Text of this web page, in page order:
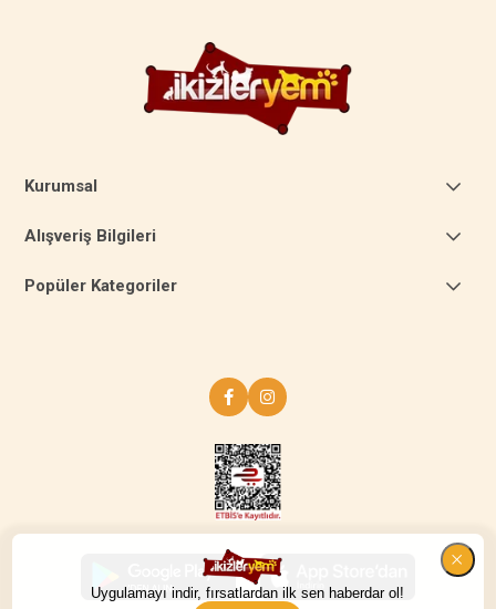
Kurumsal
Alışveriş Bilgileri
Popüler Kategoriler
Uygulamayı indir, fırsatlardan ilk sen haberdar ol!